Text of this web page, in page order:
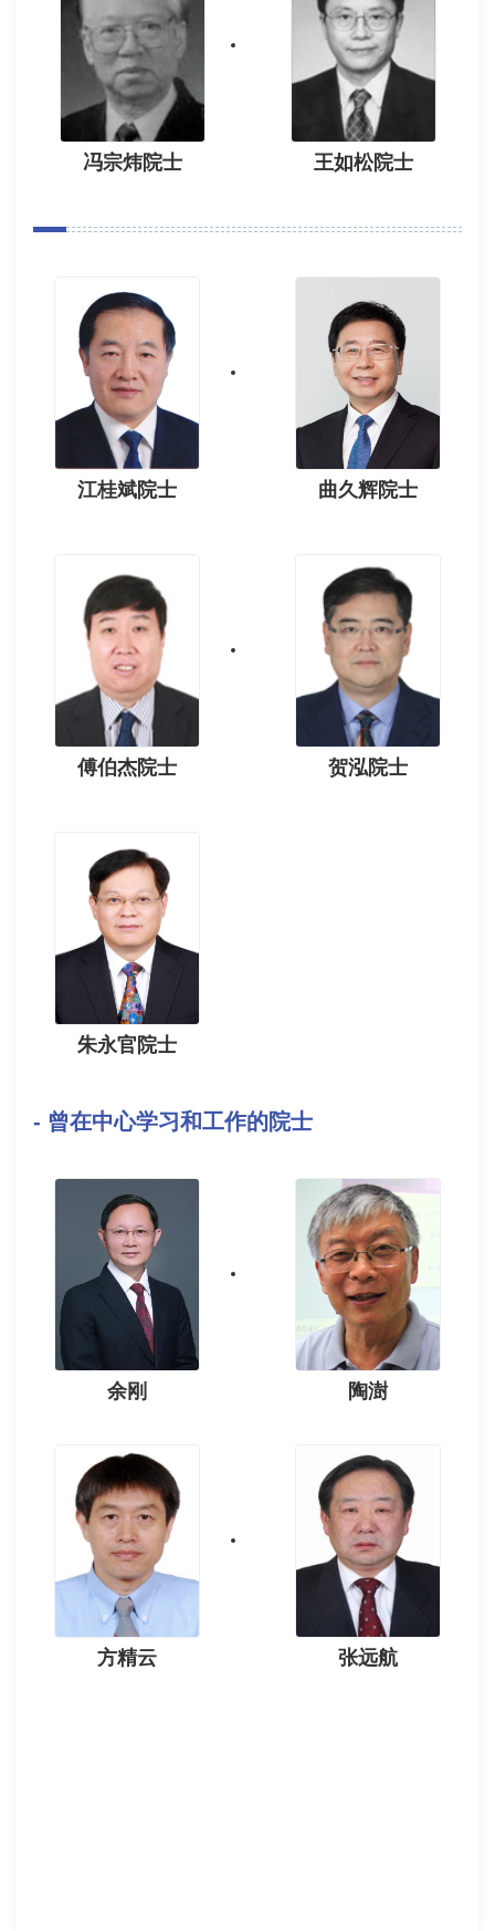
冯宗炜院士 王如松院士
江桂斌院士 曲久辉院士
傅伯杰院士 贺泓院士
朱永官院士
- 曾在中心学习和工作的院士
余刚 陶澍
方精云 张远航